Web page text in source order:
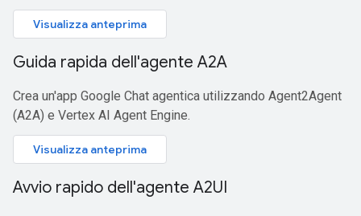
Visualizza anteprima
Guida rapida dell'agente A2A
Crea un'app Google Chat agentica utilizzando Agent2Agent
(A2A) e Vertex AI Agent Engine.
Visualizza anteprima
Avvio rapido dell'agente A2UI